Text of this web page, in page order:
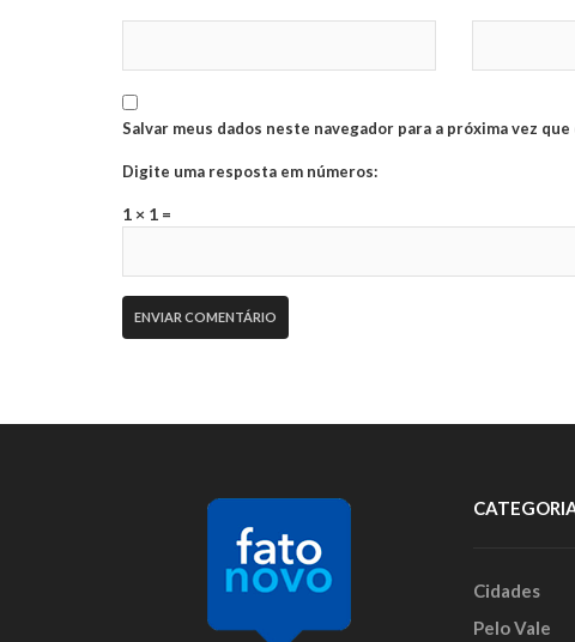
Salvar meus dados neste navegador para a próxima vez
Digite uma resposta em números:
1 × 1 =
Cidades
Pelo Vale